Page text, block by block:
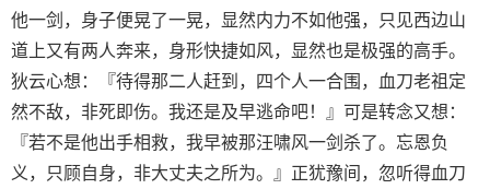
他一剑，身子便晃了一晃，显然内力不如他强，只见西边山
道上又有两人奔来，身形快捷如风，显然也是极强的高手。
狄云心想：『待得那二人赶到，四个人一合围，血刀老祖定
然不敌，非死即伤。我还是及早逃命吧！』可是转念又想：
『若不是他出手相救，我早被那汪啸风一剑杀了。忘恩负
义，只顾自身，非大丈夫之所为。』正犹豫间，忽听得血刀